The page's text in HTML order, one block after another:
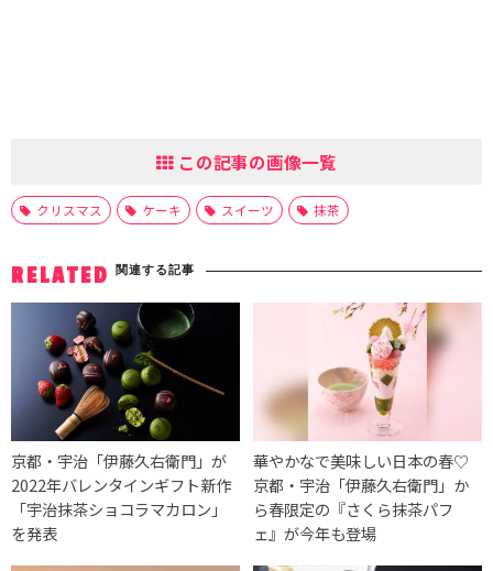
この記事の画像一覧
クリスマス ケーキ スイーツ 抹茶
RELATED 関連する記事
京都・宇治「伊藤久右衛門」が
2022年バレンタインギフト新作
「宇治抹茶ショコラマカロン」
を発表
華やかなで美味しい日本の春♡
京都・宇治「伊藤久右衛門」か
ら春限定の『さくら抹茶パフ
ェ』が今年も登場